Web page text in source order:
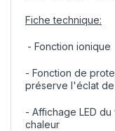
Fiche technique:
- Fonction ionique
- Fonction de
préserve l'éclat
- Affichage LED
chaleur